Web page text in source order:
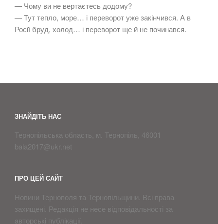
— Чому ви не вертаєтесь додому?
— Тут тепло, море… і переворот уже закінчився. А в
Росії бруд, холод… і переворот ще й не починався.
ЗНАЙДІТЬ НАС
Тернопільська область, м. Тернопіль, 46001
bala2017@ukr.net
ПРО ЦЕЙ САЙТ
Новини Тернополя та Тернопільщини. Всі права
захищені. Редакція не несе відповідальності за
aвторські публікації.